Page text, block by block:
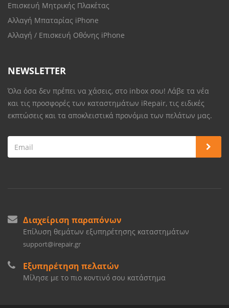
Επισκευή Μητρικής Πλακέτας
Αλλαγή Μπαταρίας iPhone
Αλλαγή / Επισκευή Οθόνης iPhone
NEWSLETTER
Όλα όσα δεν πρέπει να χάσεις, στο inbox σου! Λάβε τα νέα
και τις προσφορές των καταστημάτων iRepair, τις ειδικές
εκπτώσεις και τα αποκλειστικά προνόμια των πελάτων μας.
Διαχείριση παραπόνων
Επίλυση θεμάτων εξυπηρέτησης καταστημάτων
support@irepair.gr
Εξυπηρέτηση πελατών
Μίλησε με το πιο κοντινό σου κατάστημα